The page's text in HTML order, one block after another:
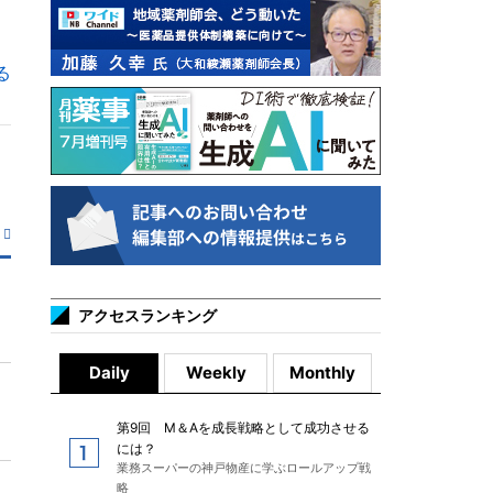
アクセスランキング
Daily Weekly Monthly
第9回 M＆Aを成長戦略として成功させる
には？
業務スーパーの神戸物産に学ぶロールアップ戦
略